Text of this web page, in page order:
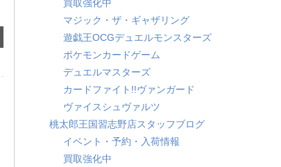
買取強化中
マジック・ザ・ギャザリング
遊戯王OCGデュエルモンスターズ
ポケモンカードゲーム
デュエルマスターズ
カードファイト!!ヴァンガード
ヴァイスシュヴァルツ
桃太郎王国習志野店スタッフブログ
イベント・予約・入荷情報
買取強化中